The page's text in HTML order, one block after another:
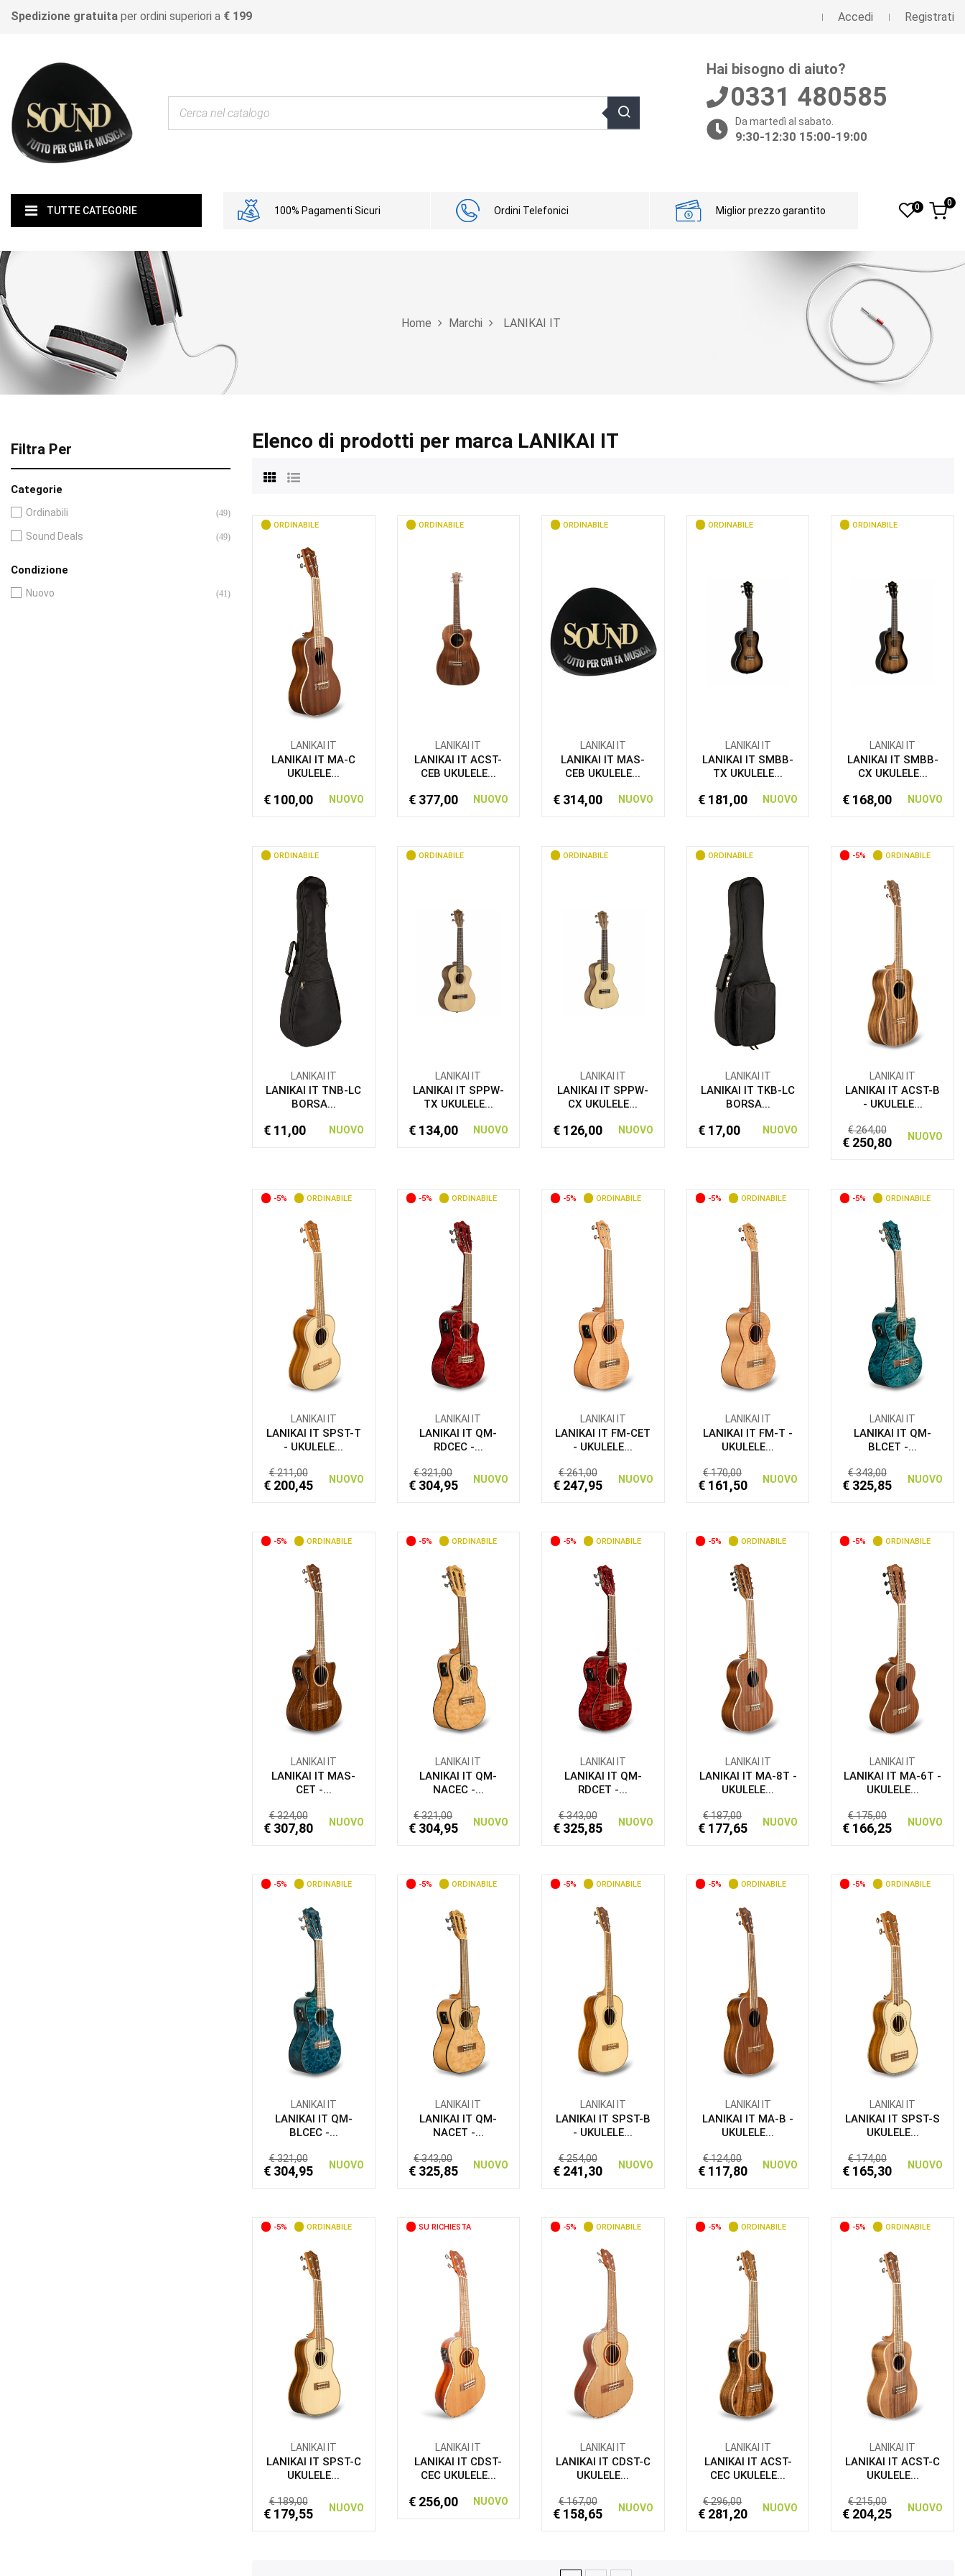
Spedizione gratuita per ordini superiori a € 199 Accedi Registrati
Hai bisogno di aiuto?
0331 480585
Da martedì al sabato.
9:30-12:30 15:00-19:00
TUTTE CATEGORIE 100% Pagamenti Sicuri Ordini Telefonici Miglior prezzo garantito 0 0
Home Marchi LANIKAI IT
Filtra Per
Categorie
Ordinabili (49)
Sound Deals (49)
Condizione
Nuovo (41)
Elenco di prodotti per marca LANIKAI IT
ORDINABILE
LANIKAI IT
LANIKAI IT MA-C
UKULELE...
€ 100,00 NUOVO
ORDINABILE
LANIKAI IT
LANIKAI IT ACST-
CEB UKULELE...
€ 377,00 NUOVO
ORDINABILE
LANIKAI IT
LANIKAI IT MAS-
CEB UKULELE...
€ 314,00 NUOVO
ORDINABILE
LANIKAI IT
LANIKAI IT SMBB-
TX UKULELE...
€ 181,00 NUOVO
ORDINABILE
LANIKAI IT
LANIKAI IT SMBB-
CX UKULELE...
€ 168,00 NUOVO
ORDINABILE
LANIKAI IT
LANIKAI IT TNB-LC
BORSA...
€ 11,00 NUOVO
ORDINABILE
LANIKAI IT
LANIKAI IT SPPW-
TX UKULELE...
€ 134,00 NUOVO
ORDINABILE
LANIKAI IT
LANIKAI IT SPPW-
CX UKULELE...
€ 126,00 NUOVO
ORDINABILE
LANIKAI IT
LANIKAI IT TKB-LC
BORSA...
€ 17,00 NUOVO
-5% ORDINABILE
LANIKAI IT
LANIKAI IT ACST-B
- UKULELE...
€ 264,00
€ 250,80 NUOVO
-5% ORDINABILE
LANIKAI IT
LANIKAI IT SPST-T
- UKULELE...
€ 211,00
€ 200,45 NUOVO
-5% ORDINABILE
LANIKAI IT
LANIKAI IT QM-
RDCEC -...
€ 321,00
€ 304,95 NUOVO
-5% ORDINABILE
LANIKAI IT
LANIKAI IT FM-CET
- UKULELE...
€ 261,00
€ 247,95 NUOVO
-5% ORDINABILE
LANIKAI IT
LANIKAI IT FM-T -
UKULELE...
€ 170,00
€ 161,50 NUOVO
-5% ORDINABILE
LANIKAI IT
LANIKAI IT QM-
BLCET -...
€ 343,00
€ 325,85 NUOVO
-5% ORDINABILE
LANIKAI IT
LANIKAI IT MAS-
CET -...
€ 324,00
€ 307,80 NUOVO
-5% ORDINABILE
LANIKAI IT
LANIKAI IT QM-
NACEC -...
€ 321,00
€ 304,95 NUOVO
-5% ORDINABILE
LANIKAI IT
LANIKAI IT QM-
RDCET -...
€ 343,00
€ 325,85 NUOVO
-5% ORDINABILE
LANIKAI IT
LANIKAI IT MA-8T -
UKULELE...
€ 187,00
€ 177,65 NUOVO
-5% ORDINABILE
LANIKAI IT
LANIKAI IT MA-6T -
UKULELE...
€ 175,00
€ 166,25 NUOVO
-5% ORDINABILE
LANIKAI IT
LANIKAI IT QM-
BLCEC -...
€ 321,00
€ 304,95 NUOVO
-5% ORDINABILE
LANIKAI IT
LANIKAI IT QM-
NACET -...
€ 343,00
€ 325,85 NUOVO
-5% ORDINABILE
LANIKAI IT
LANIKAI IT SPST-B
- UKULELE...
€ 254,00
€ 241,30 NUOVO
-5% ORDINABILE
LANIKAI IT
LANIKAI IT MA-B -
UKULELE...
€ 124,00
€ 117,80 NUOVO
-5% ORDINABILE
LANIKAI IT
LANIKAI IT SPST-S
UKULELE...
€ 174,00
€ 165,30 NUOVO
-5% ORDINABILE
LANIKAI IT
LANIKAI IT SPST-C
UKULELE...
€ 189,00
€ 179,55 NUOVO
SU RICHIESTA
LANIKAI IT
LANIKAI IT CDST-
CEC UKULELE...
€ 256,00 NUOVO
-5% ORDINABILE
LANIKAI IT
LANIKAI IT CDST-C
UKULELE...
€ 167,00
€ 158,65 NUOVO
-5% ORDINABILE
LANIKAI IT
LANIKAI IT ACST-
CEC UKULELE...
€ 296,00
€ 281,20 NUOVO
-5% ORDINABILE
LANIKAI IT
LANIKAI IT ACST-C
UKULELE...
€ 215,00
€ 204,25 NUOVO